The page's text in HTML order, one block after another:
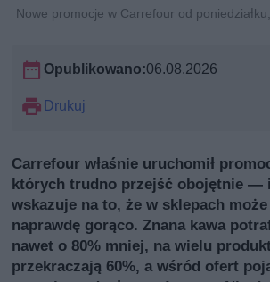
Nowe promocje w Carrefour od
Opublikowano:06.08.2026
Drukuj
Carrefour właśnie uruchomił
których trudno przejść obojętnie —
wskazuje na to, że w sklepach
naprawdę gorąco. Znana kawa
nawet o 80% mniej, na wielu
przekraczają 60%, a wśród ofert